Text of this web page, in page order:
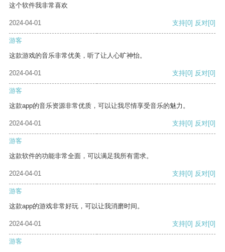
这个软件我非常喜欢
2024-04-01 支持[0] 反对[0]
游客
这款游戏的音乐非常优美，听了让人心旷神怡。
2024-04-01 支持[0] 反对[0]
游客
这款app的音乐资源非常优质，可以让我尽情享受音乐的魅力。
2024-04-01 支持[0] 反对[0]
游客
这款软件的功能非常全面，可以满足我所有需求。
2024-04-01 支持[0] 反对[0]
游客
这款app的游戏非常好玩，可以让我消磨时间。
2024-04-01 支持[0] 反对[0]
游客